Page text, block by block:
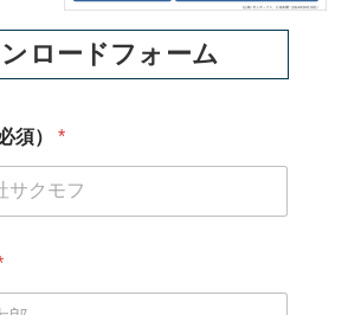
ロードフォーム
須）*